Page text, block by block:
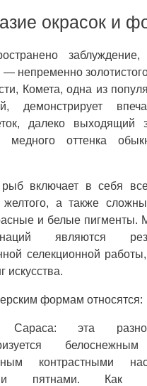
окрасок и
непременно
Комета, одна из
демонстрирует
далеко выходящий
медного оттенка
включает в себя все
а также
и белые пигменты.
являются
селекционной
искусства.
формам относятся:
Сараса: эта
контрастными
пятнами. Как